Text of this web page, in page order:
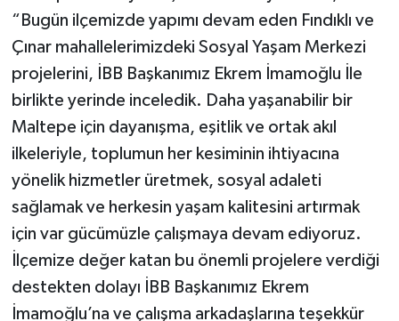
“Bugün ilçemizde yapımı devam eden Fındıklı ve
Çınar mahallelerimizdeki Sosyal Yaşam Merkezi
projelerini, İBB Başkanımız Ekrem İmamoğlu İle
birlikte yerinde inceledik. Daha yaşanabilir bir
Maltepe için dayanışma, eşitlik ve ortak akıl
ilkeleriyle, toplumun her kesiminin ihtiyacına
yönelik hizmetler üretmek, sosyal adaleti
sağlamak ve herkesin yaşam kalitesini artırmak
için var gücümüzle çalışmaya devam ediyoruz.
İlçemize değer katan bu önemli projelere verdiği
destekten dolayı İBB Başkanımız Ekrem
İmamoğlu’na ve çalışma arkadaşlarına teşekkür